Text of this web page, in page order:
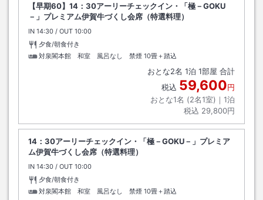
【早期60】14：30アーリーチェックイン・「極－GOKU
－」プレミアム伊賀牛づくし会席（特選料理）
IN チェックイン
14:30 / OUT チェックアウト
10:00
夕食/朝食付き
対泉閣本館 和室 風呂なし 禁煙 10畳＋踏込
おとな2名 1泊 1部屋 合計
税込 59,600円
おとな1名 (2名1室)｜ 1泊
税込 29,800円
14：30アーリーチェックイン・「極－GOKU－」プレミア
ム伊賀牛づくし会席（特選料理）
IN チェックイン
14:30 / OUT チェックアウト
10:00
夕食/朝食付き
対泉閣本館 和室 風呂なし 禁煙 10畳＋踏込